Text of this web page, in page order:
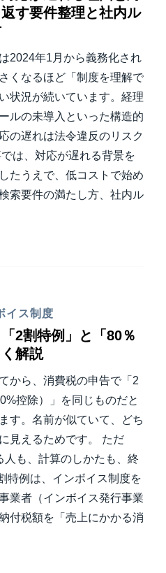
す要件整理と社内ル
2024年1月から義務化され
くなるほど「制度を理解で
状況が続いています。経理
ルの未導入といった構造的
の遅れは法令違反のリスク
は、対応が遅れる背景を
たうえで、低コストで始め
索要件の満たし方、社内ル
イス制度
2割特例」と「80％
解説
から、消費税の申告で「2
控除）」を同じものだと
す。名前が似ていて、どち
見えるためです。 ただ
人も、計算のしかたも、終
特例は、インボイス制度を
業者（インボイス発行事業
付税額を「売上にかかる消